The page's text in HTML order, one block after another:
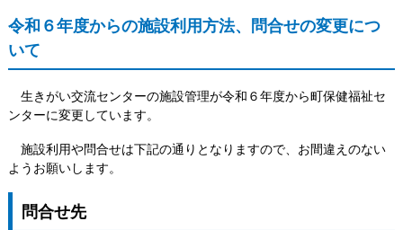
令和６年度からの施設利用方法、問合せの変更につ
いて
生きがい交流センターの施設管理が令和６年度から町保健福祉セ
ンターに変更しています。
施設利用や問合せは下記の通りとなりますので、お間違えのない
ようお願いします。
問合せ先